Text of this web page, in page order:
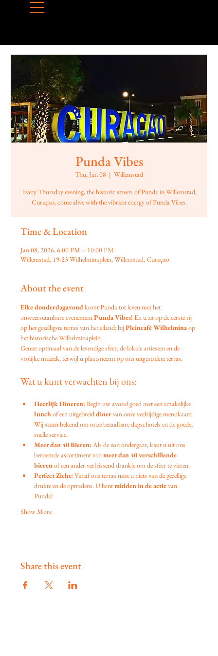
Punda Vibes
Thu, Jan 08
  |
Willemstad
Every Thursday evening, the historic streets of Punda in Willemstad,
Curaçao, come alive with the vibrant energy of Punda Vibes.
Time & Location
Jan 08, 2026, 6:00 PM – 10:00 PM
Willemstad, 19-23 Wilhelminaplein, Willemstad, Curaçao
About the event
Elke donderdagavond komt Punda tot leven met het
onweerstaanbare evenement Punda Vibes! En u zit op de eerste rij
op het gezelligste terras van het eiland: bij Pleincafé Wilhelmina op
het historische Wilhelminaplein.
Geniet optimaal van de levendige sfeer, de lokale artiesten en de
vrolijke muziek, terwijl u plaatsneemt op ons uitgestrekte terras.
Wat u kunt verwachten bij ons:
Heerlijk Dineren: Begin uw avond goed met een smakelijke
lunch of een uitgebreid diner van onze veelzijdige menukaart.
Wij staan bekend om onze betaalbare dagschotels en de goede,
snelle service.
Meer dan 40 Bieren: Als de zon ondergaat, kiest u uit ons
beroemde assortiment van meer dan 40 verschillende
bieren of een ander verfrissend drankje om de sfeer te vieren.
Perfect Zicht: Vanaf ons terras mist u niets van de gezellige
drukte en de optredens. U bent midden in de actie van
Punda!
Show More
Share this event